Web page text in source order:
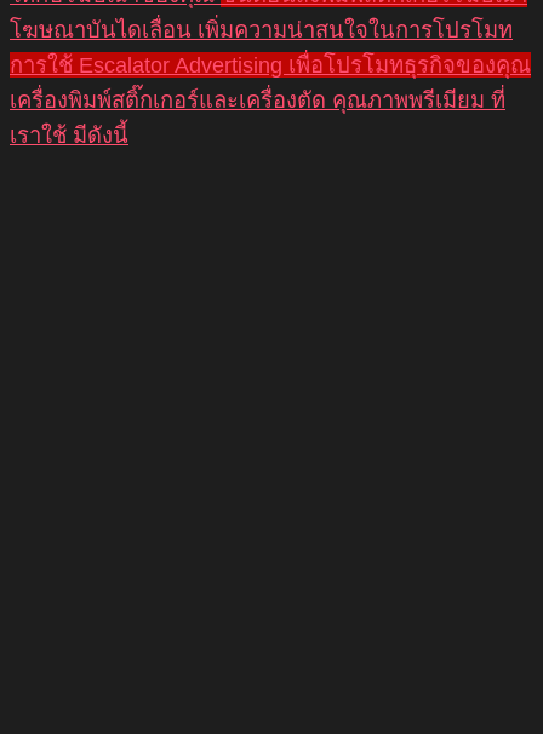
โฆษณาบันไดเลื่อน เพิ่มความน่าสนใจในการโปรโมท
การใช้ Escalator Advertising เพื่อโปรโมทธุรกิจของคุณ
เครื่องพิมพ์สติ๊กเกอร์และเครื่องตัด คุณภาพพรีเมียม ที่
เราใช้ มีดังนี้